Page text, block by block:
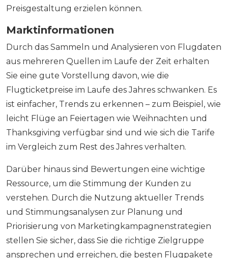
Preisgestaltung erzielen können.
Marktinformationen
Durch das Sammeln und Analysieren von Flugdaten
aus mehreren Quellen im Laufe der Zeit erhalten
Sie eine gute Vorstellung davon, wie die
Flugticketpreise im Laufe des Jahres schwanken. Es
ist einfacher, Trends zu erkennen – zum Beispiel, wie
leicht Flüge an Feiertagen wie Weihnachten und
Thanksgiving verfügbar sind und wie sich die Tarife
im Vergleich zum Rest des Jahres verhalten.
Darüber hinaus sind Bewertungen eine wichtige
Ressource, um die Stimmung der Kunden zu
verstehen. Durch die Nutzung aktueller Trends
und Stimmungsanalysen zur Planung und
Priorisierung von Marketingkampagnenstrategien
stellen Sie sicher, dass Sie die richtige Zielgruppe
ansprechen und erreichen, die besten Flugpakete